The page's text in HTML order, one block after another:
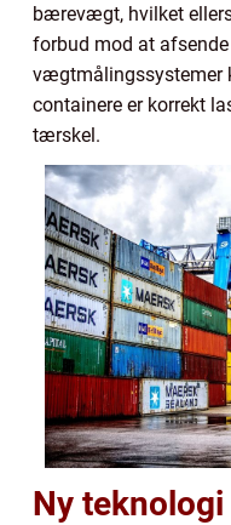
bærevægt, hvilket
forbud mod at
vægtmålingssystemer
containere er korrekt
tærskel.
Ny